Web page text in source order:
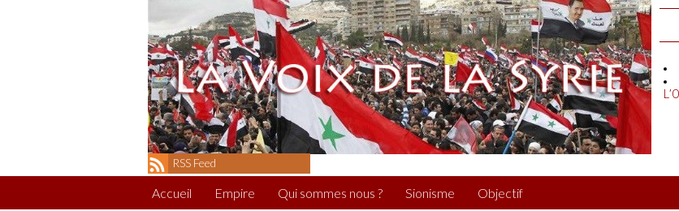
RSS Feed
Accueil Empire Qui sommes nous ? Sionisme Objectif